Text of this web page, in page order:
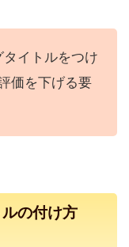
イトルをつけ
価を下げる要
ルの付け方